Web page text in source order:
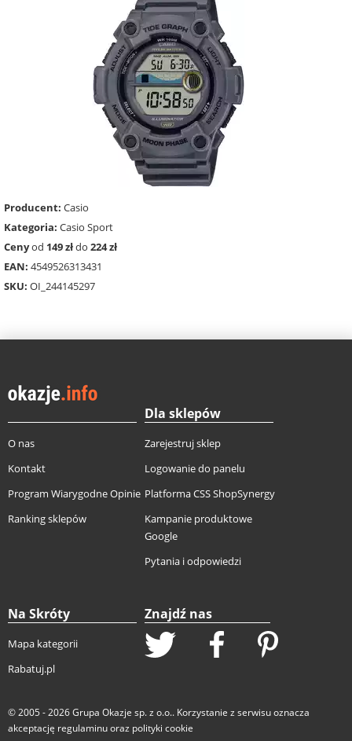
Producent: Casio
Kategoria: Casio Sport
Cenyod 149 złdo 224 zł
EAN: 4549526313431
SKU: OI_244145297
O nas
Kontakt
Program Wiarygodne Opinie
Ranking sklepów
Dla sklepów
Zarejestruj sklep
Logowanie do panelu
Platforma CSS ShopSynergy
Kampanie produktowe
Google
Pytania i odpowiedzi
Na Skróty
Mapa kategorii
Rabatuj.pl
Znajdź nas
© 2005 - 2026Grupa Okazje sp. z o.o.. Korzystanie z serwisu oznacza
akceptację regulaminuoraz polityki cookie